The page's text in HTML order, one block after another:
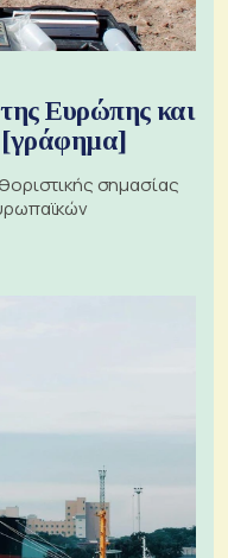
Ευρώπης και
[γράφημα]
σημασίας